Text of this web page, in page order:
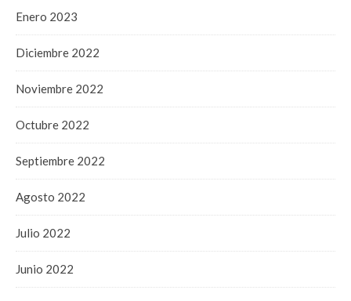
Enero 2023
Diciembre 2022
Noviembre 2022
Octubre 2022
Septiembre 2022
Agosto 2022
Julio 2022
Junio 2022